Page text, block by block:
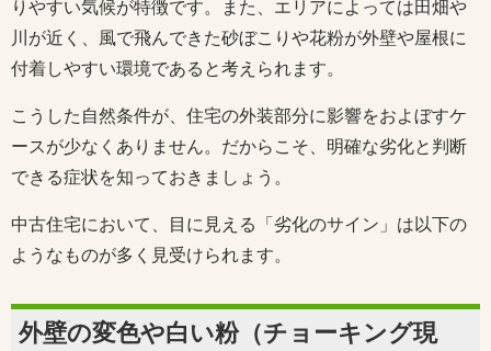
りやすい気候が特徴です。また、エリアによっては田畑や
川が近く、風で飛んできた砂ぼこりや花粉が外壁や屋根に
付着しやすい環境であると考えられます。
こうした自然条件が、住宅の外装部分に影響をおよぼすケ
ースが少なくありません。だからこそ、明確な劣化と判断
できる症状を知っておきましょう。
中古住宅において、目に見える「劣化のサイン」は以下の
ようなものが多く見受けられます。
外壁の変色や白い粉（チョーキング現